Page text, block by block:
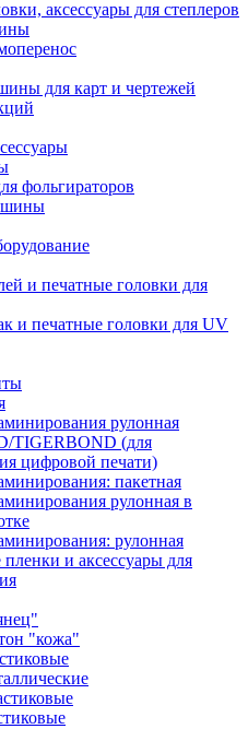
аксессуары для степлеров
для карт и чертежей
фольгираторов
и печатные головки для
и печатные головки для UV
рулонная
TIGERBOND (для
цифровой печати)
пакетная
рулонная в
рулонная
и аксессуары для
"кожа"